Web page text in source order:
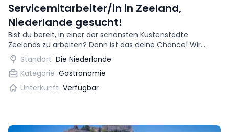
Servicemitarbeiter/in in Zeeland,
Niederlande gesucht!
Bist du bereit, in einer der schönsten Küstenstädte
Zeelands zu arbeiten? Dann ist das deine Chance! Wir
suchen eine begeisterte Kellnerin für ein trendiges
Restaurant.
Standort Die Niederlande
Kategorie Gastronomie
Unterkunft Verfügbar